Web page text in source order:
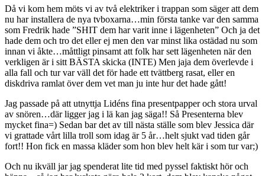
Då vi kom hem möts vi av två elektriker i trappan som säger att dem
nu har installera de nya tvboxarna…min första tanke var den samma
som Fredrik hade ”SHIT dem har varit inne i lägenheten” Och ja det
hade dem och tro det eller ej men den var minst lika ostädad nu som
innan vi åkte…måttligt pinsamt att folk har sett lägenheten när den
verkligen är i sitt BÄSTA skicka (INTE) Men jaja dem överlevde i
alla fall och tur var väll det för hade ett tvättberg rasat, eller en
diskdriva ramlat över dem vet man ju inte hur det hade gått!
Jag passade på att utnyttja Lidéns fina presentpapper och stora urval
av snören…där ligger jag i lä kan jag säga!! Så Presenterna blev
mycket fina=) Sedan bar det av till nästa ställe som blev Jessica där
vi grattade vårt lilla troll som idag är 5 år…helt sjukt vad tiden går
fort!! Hon fick en massa kläder som hon blev helt kär i som tur var;)
Och nu ikväll jar jag spenderat lite tid med pyssel faktiskt hör och